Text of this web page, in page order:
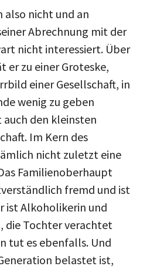
also nicht und an
Abrechnung mit der
nicht interessiert. Über
er zu einer Groteske,
einer Gesellschaft, in
wenig zu geben
den kleinsten
Im Kern des
nicht zuletzt eine
Familienoberhaupt
fremd und ist
ist Alkoholikerin und
die Tochter verachtet
tut es ebenfalls. Und
belastet ist,